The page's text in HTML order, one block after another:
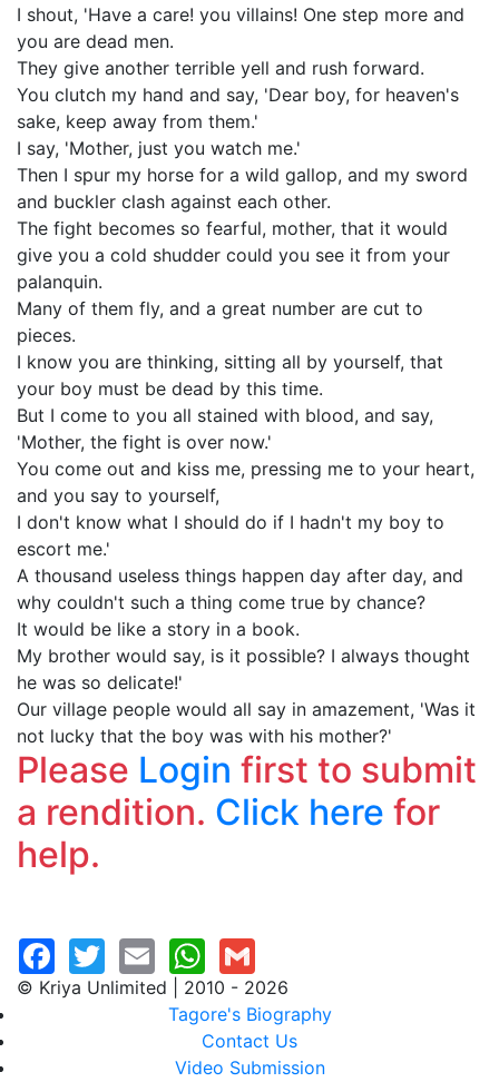
I shout, 'Have a care! you villains! One step more and
you are dead men.
They give another terrible yell and rush forward.
You clutch my hand and say, 'Dear boy, for heaven's
sake, keep away from them.'
I say, 'Mother, just you watch me.'
Then I spur my horse for a wild gallop, and my sword
and buckler clash against each other.
The fight becomes so fearful, mother, that it would
give you a cold shudder could you see it from your
palanquin.
Many of them fly, and a great number are cut to
pieces.
I know you are thinking, sitting all by yourself, that
your boy must be dead by this time.
But I come to you all stained with blood, and say,
'Mother, the fight is over now.'
You come out and kiss me, pressing me to your heart,
and you say to yourself,
I don't know what I should do if I hadn't my boy to
escort me.'
A thousand useless things happen day after day, and
why couldn't such a thing come true by chance?
It would be like a story in a book.
My brother would say, is it possible? I always thought
he was so delicate!'
Our village people would all say in amazement, 'Was it
not lucky that the boy was with his mother?'
Please Login first to submit
a rendition. Click here for
help.
© Kriya Unlimited | 2010 - 2026
Tagore's Biography
Contact Us
Video Submission